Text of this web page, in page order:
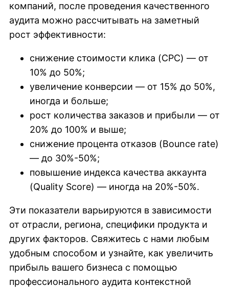
компаний, после проведения качественного
аудита можно рассчитывать на заметный
рост эффективности:
снижение стоимости клика (CPC) — от
10% до 50%;
увеличение конверсии — от 15% до 50%,
иногда и больше;
рост количества заказов и прибыли — от
20% до 100% и выше;
снижение процента отказов (Bounce rate)
— до 30%-50%;
повышение индекса качества аккаунта
(Quality Score) — иногда на 20%-50%.
Эти показатели варьируются в зависимости
от отрасли, региона, специфики продукта и
других факторов. Свяжитесь с нами любым
удобным способом и узнайте, как увеличить
прибыль вашего бизнеса с помощью
профессионального аудита контекстной